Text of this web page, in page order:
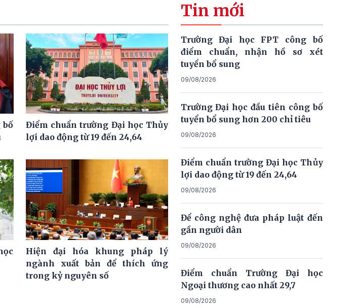
Điểm chuẩn trường Đại học Thủy
lợi dao động từ 19 đến 24,64
Hiện đại hóa khung pháp lý
ngành xuất bản để thích ứng
trong kỷ nguyên số
Tin mới
Trường Đại học FPT công bố
điểm chuẩn, nhận hồ sơ xét
tuyển bổ sung
09/08/2026
Trường Đại học đầu tiên công bố
tuyển bổ sung hơn 200 chỉ tiêu
09/08/2026
Điểm chuẩn trường Đại học Thủy
lợi dao động từ 19 đến 24,64
09/08/2026
Để công nghệ đưa pháp luật đến
gần người dân
09/08/2026
Điểm chuẩn Trường Đại học
Ngoại thương cao nhất 29,7
09/08/2026